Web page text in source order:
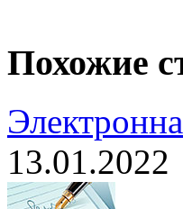
Похожие
13.01.2022